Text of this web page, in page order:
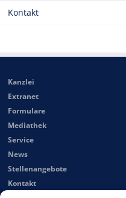
Kontakt
Kanzlei
Extranet
Formulare
Mediathek
Service
News
Stellenangebote
Kontakt